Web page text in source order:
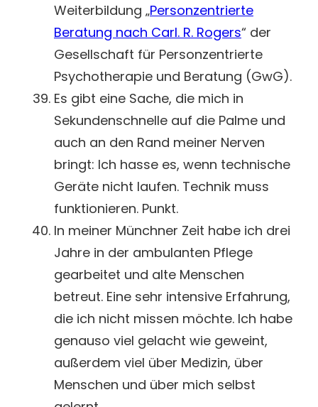
Weiterbildung „Personzentrierte
Beratung nach Carl. R. Rogers“ der
Gesellschaft für Personzentrierte
Psychotherapie und Beratung (GwG).
Es gibt eine Sache, die mich in
Sekundenschnelle auf die Palme und
auch an den Rand meiner Nerven
bringt: Ich hasse es, wenn technische
Geräte nicht laufen. Technik muss
funktionieren. Punkt.
In meiner Münchner Zeit habe ich drei
Jahre in der ambulanten Pflege
gearbeitet und alte Menschen
betreut. Eine sehr intensive Erfahrung,
die ich nicht missen möchte. Ich habe
genauso viel gelacht wie geweint,
außerdem viel über Medizin, über
Menschen und über mich selbst